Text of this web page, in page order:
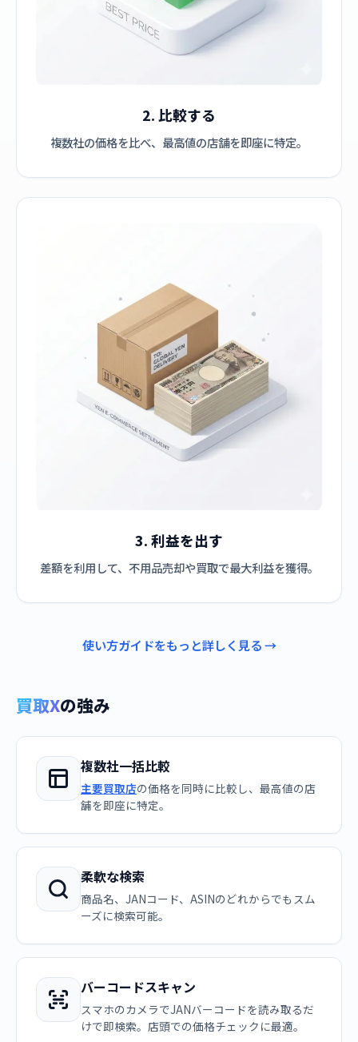
2. 比較する
複数社の価格を比べ、最高値の店舗を即座に特定。
3. 利益を出す
差額を利用して、不用品売却や買取で最大利益を獲得。
使い方ガイドをもっと詳しく見る →
買取Xの強み
複数社一括比較
主要買取店の価格を同時に比較し、最高値の店
舗を即座に特定。
柔軟な検索
商品名、JANコード、ASINのどれからでもスム
ーズに検索可能。
バーコードスキャン
スマホのカメラでJANバーコードを読み取るだ
けで即検索。店頭での価格チェックに最適。